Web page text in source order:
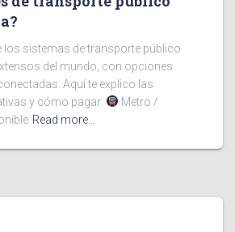
los sistemas de transporte público
del mundo, con opciones
Aquí te explico las
y cómo pagar:
Metro /
Read more…